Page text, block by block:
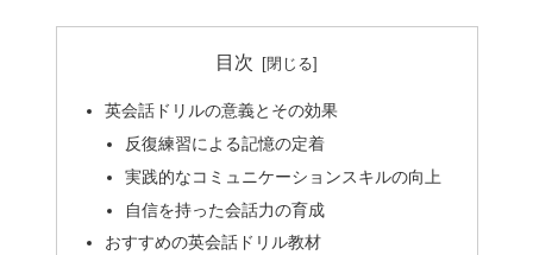
目次
英会話ドリルの意義とその効果
反復練習による記憶の定着
実践的なコミュニケーションスキルの向上
自信を持った会話力の育成
おすすめの英会話ドリル教材